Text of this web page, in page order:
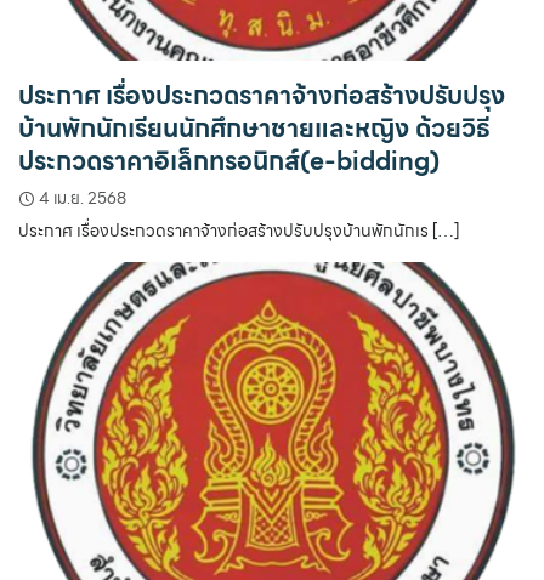
ประกาศ เรื่องประกวดราคาจ้างก่อสร้างปรับปรุง
บ้านพักนักเรียนนักศึกษาชายและหญิง ด้วยวิธี
ประกวดราคาอิเล็กทรอนิกส์(e-bidding)
4 เม.ย. 2568
ประกาศ เรื่องประกวดราคาจ้างก่อสร้างปรับปรุงบ้านพักนักเร […]